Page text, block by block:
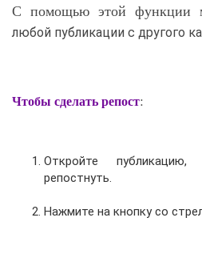
С помощью этой функции
любой публикации с другого
Чтобы сделать репост:
Откройте
репостнуть.
Нажмите на кнопку со